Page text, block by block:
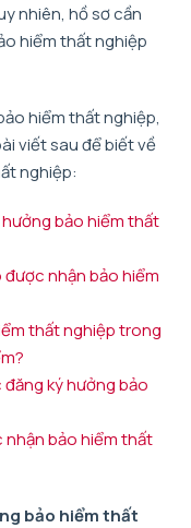
nhiên, hồ sơ cần
hiểm thất nghiệp
hiểm thất nghiệp,
viết sau để biết về
nghiệp:
bảo hiểm thất
nhận bảo hiểm
thất nghiệp trong
ký hưởng bảo
bảo hiểm thất
bảo hiểm thất